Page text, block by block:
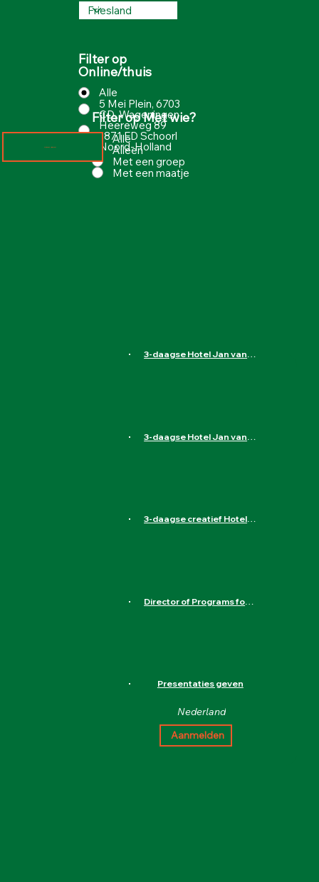
Filter op
Online/thuis
Alle
5 Mei Plein, 6703
CD, Wageningen
Heereweg 89
1871 ED Schoorl
Noord-Holland
Filter op Met wie?
Alle
Alleen
Met een groep
Met een maatje
3-daagse Hotel Jan van Scorel in Schoorl
3-daagse Hotel Jan van Scorel in Schoorl
3-daagse creatief Hotel de Wereld in Wageningen
Director of Programs for Liliane Fonds
Presentaties geven
Nederland
Aanmelden